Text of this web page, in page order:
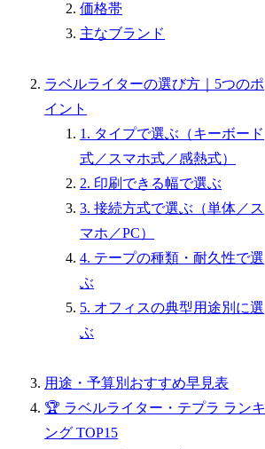
価格帯
主なブランド
ラベルライターの選び方｜5つのポ
イント
1. タイプで選ぶ（キーボード
式／スマホ式／感熱式）
2. 印刷できる幅で選ぶ
3. 接続方式で選ぶ（単体／ス
マホ／PC）
4. テープの種類・耐久性で選
ぶ
5. オフィスの典型用途別に選
ぶ
用途・予算別おすすめ早見表
🏆 ラベルライター・テプラ ランキ
ング TOP15